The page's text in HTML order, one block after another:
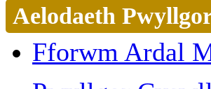
Aelodaeth
Fforwm Ardal